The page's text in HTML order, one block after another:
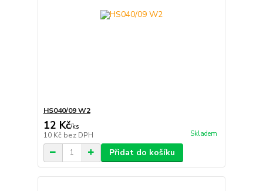
HS040/09 W2
12 Kč/ks
10 Kč bez DPH Skladem
Přidat do košíku